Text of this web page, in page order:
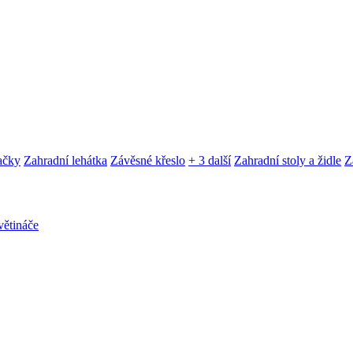
Zahradní lehátka Závěsné křeslo + 3 další Zahradní stoly a židle